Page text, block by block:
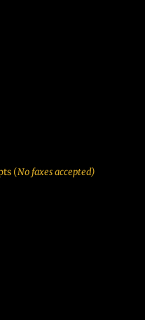
(No faxes accepted)